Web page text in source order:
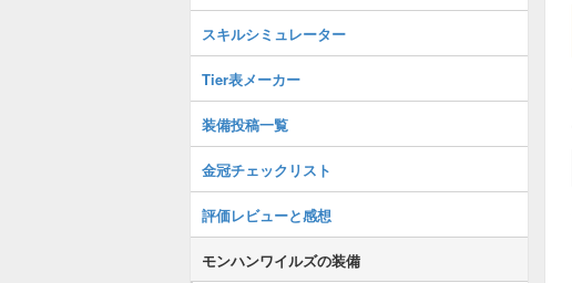
スキルシミュレーター
Tier表メーカー
装備投稿一覧
金冠チェックリスト
評価レビューと感想
モンハンワイルズの装備